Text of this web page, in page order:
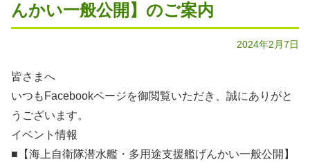
んかい一般公開】のご案内
2024年2月7日
皆さまへ
いつもFacebookページを御閲覧いただき、誠にありがと
うございます。
イベント情報
■【海上自衛隊潜水艦・多用途支援艦げんかい一般公開】